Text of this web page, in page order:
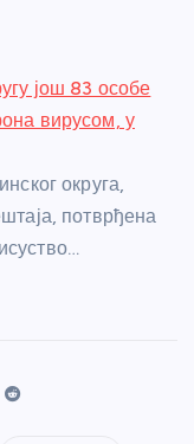
још 83 особе
вирусом, у
округа,
потврђена